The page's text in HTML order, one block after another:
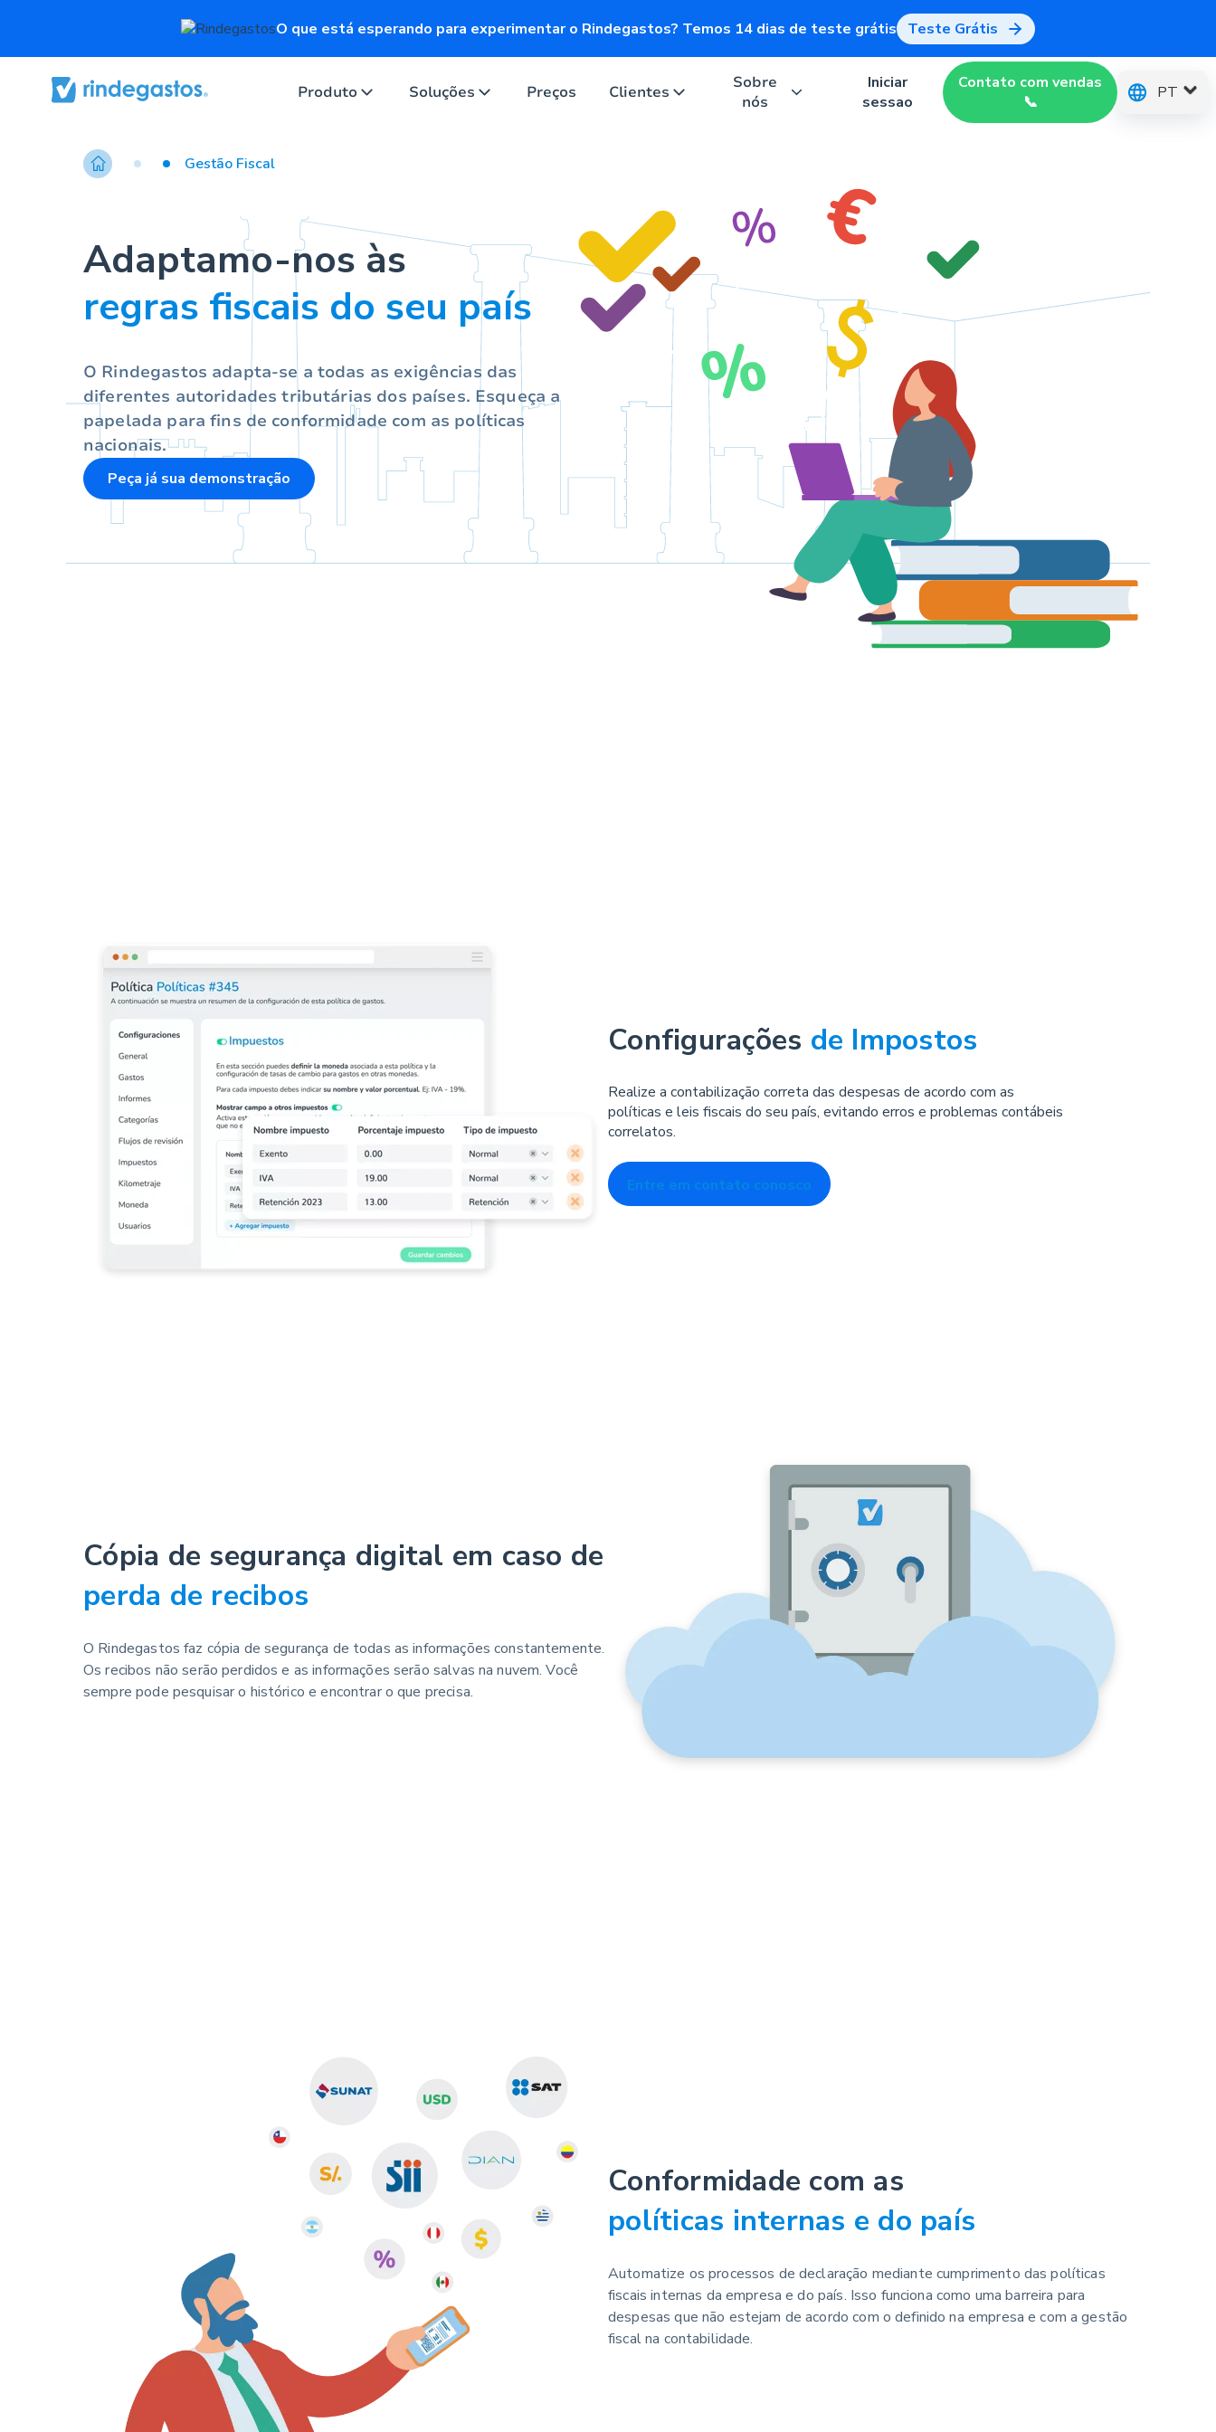
O que está esperando para experimentar o Rindegastos? Temos 14 dias de teste grátis Teste Grátis
Produto Soluções Preços Clientes
Sobre
nós
Iniciar
sessao
Contato com vendas
📞
PT
Gestão Fiscal
Adaptamo-nos às
regras fiscais do seu país
O Rindegastos adapta-se a todas as exigências das
diferentes autoridades tributárias dos países. Esqueça a
papelada para fins de conformidade com as políticas
nacionais.
Peça já sua demonstração
Configurações de Impostos
Realize a contabilização correta das despesas de acordo com as
políticas e leis fiscais do seu país, evitando erros e problemas contábeis
correlatos.
Entre em contato conosco
Cópia de segurança digital em caso de
perda de recibos
O Rindegastos faz cópia de segurança de todas as informações constantemente.
Os recibos não serão perdidos e as informações serão salvas na nuvem. Você
sempre pode pesquisar o histórico e encontrar o que precisa.
Conformidade com as
políticas internas e do país
Automatize os processos de declaração mediante cumprimento das políticas
fiscais internas da empresa e do país. Isso funciona como uma barreira para
despesas que não estejam de acordo com o definido na empresa e com a gestão
fiscal na contabilidade.